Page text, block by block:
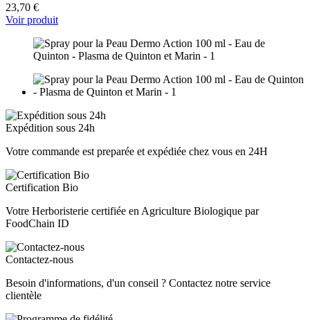
23,70 €
Voir produit
Expédition sous 24h
Votre commande est preparée et expédiée chez vous en 24H
Certification Bio
Votre Herboristerie certifiée en Agriculture Biologique par
FoodChain ID
Contactez-nous
Besoin d'informations, d'un conseil ? Contactez notre service
clientèle